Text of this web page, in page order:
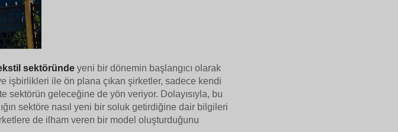
sektöründe yeni bir dönemin başlangıcı olarak
işbirlikleri ile ön plana çıkan şirketler, sadece kendi
sektörün geleceğine de yön veriyor. Dolayısıyla, bu
sektöre nasıl yeni bir soluk getirdiğine dair bilgileri
de ilham veren bir model oluşturduğunu